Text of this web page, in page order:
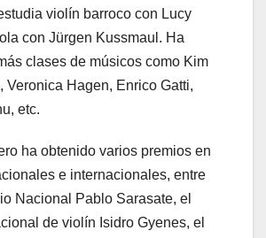
violín barroco con Lucy
con Jürgen Kussmaul. Ha
clases de músicos como Kim
Veronica Hagen, Enrico Gatti,
etc.
ha obtenido varios premios en
e internacionales, entre
Nacional Pablo Sarasate, el
de violín Isidro Gyenes, el